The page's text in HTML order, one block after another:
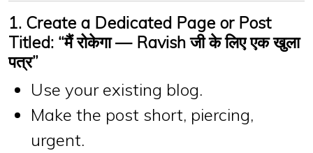
1. Create a Dedicated Page or Post
Titled: “मैं रोकेगा — Ravish जी के लिए एक खुला
पत्र”
Use your existing blog.
Make the post short, piercing,
urgent.